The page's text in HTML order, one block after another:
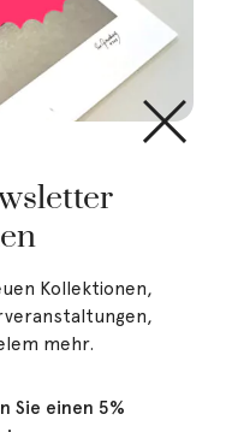
Kollektionen,
mehr.
Sie einen 5%